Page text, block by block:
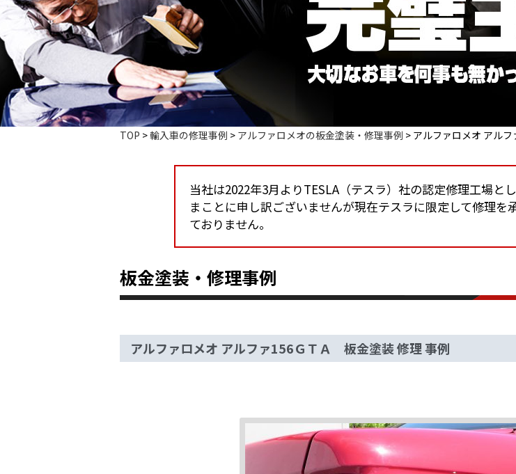
TOP >輸入車の修理事例 > アルファロメオの板金塗装・修理事例 > アルファロメオ アル
当社は2022年3月よりTESLA（テスラ）社の認定修理工場と
まことに申し訳ございませんが現在テスラに限定して修理
ておりません。
板金塗装・修理事例
アルファロメオ アルファ156ＧＴＡ 板金塗装 修理 事例